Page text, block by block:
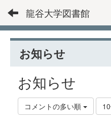
龍谷大学図書館
お知らせ
お知らせ
コメントの多い順